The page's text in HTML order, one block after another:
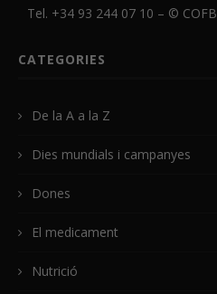
Tel. +34 93 244 07 10 – © COFB
CATEGORIES
De la A a la Z
Dies mundials i campanyes
Dones
El medicament
Nutrició